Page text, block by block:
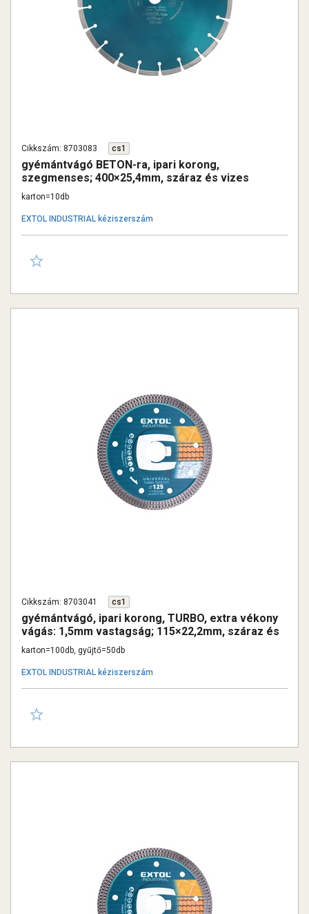
Cikkszám: 8703083 cs1
gyémántvágó BETON-ra, ipari korong,
szegmenses; 400×25,4mm, száraz és vizes
vágásra
karton=10db
EXTOL INDUSTRIAL kéziszerszám
Cikkszám: 8703041 cs1
gyémántvágó, ipari korong, TURBO, extra vékony
vágás: 1,5mm vastagság; 115×22,2mm, száraz és
vizes vágásra
karton=100db, gyűjtő=50db
EXTOL INDUSTRIAL kéziszerszám